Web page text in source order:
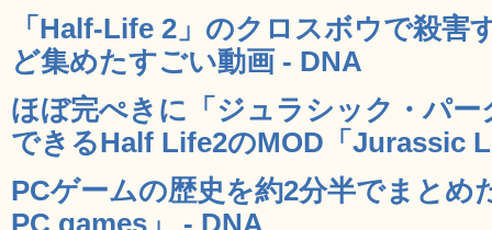
「Half-Life 2」のクロスボウで殺害
ど集めたすごい動画 - DNA
ほぼ完ぺきに「ジュラシック・パー
できるHalf Life2のMOD「Jurassic
PCゲームの歴史を約2分半でまと
PC games」 - DNA